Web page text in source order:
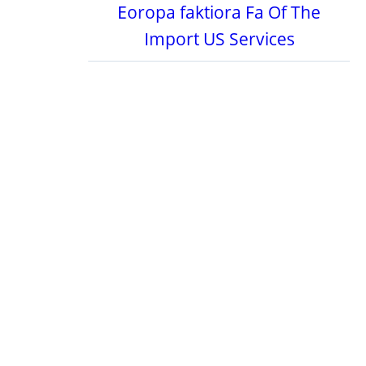
Eoropa faktiora Fa Of The
Import US Services